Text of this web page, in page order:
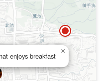
enjoys breakfast
×